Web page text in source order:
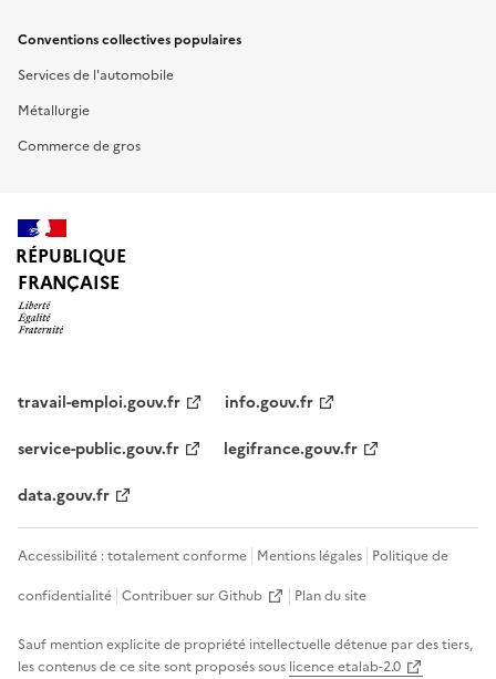
Conventions collectives populaires
Services de l'automobile
Métallurgie
Commerce de gros
RÉPUBLIQUE
FRANÇAISE
travail-emploi.gouv.fr
info.gouv.fr
service-public.gouv.fr
legifrance.gouv.fr
data.gouv.fr
Accessibilité : totalement conforme Mentions légales Politique de
confidentialité Contribuer sur Github Plan du site
Sauf mention explicite de propriété intellectuelle détenue par des tiers,
les contenus de ce site sont proposés sous licence etalab-2.0